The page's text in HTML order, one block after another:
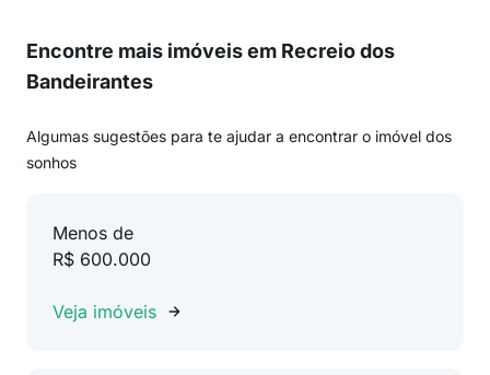
Encontre mais imóveis em Recreio dos
Bandeirantes
Algumas sugestões para te ajudar a encontrar o imóvel dos
sonhos
Menos de
R$ 600.000
Veja imóveis